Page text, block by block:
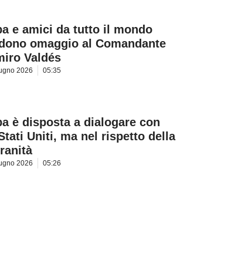
e amici da tutto il mondo
omaggio al Comandante
Valdés
2026 05:35
è disposta a dialogare con
Uniti, ma nel rispetto della
2026 05:26